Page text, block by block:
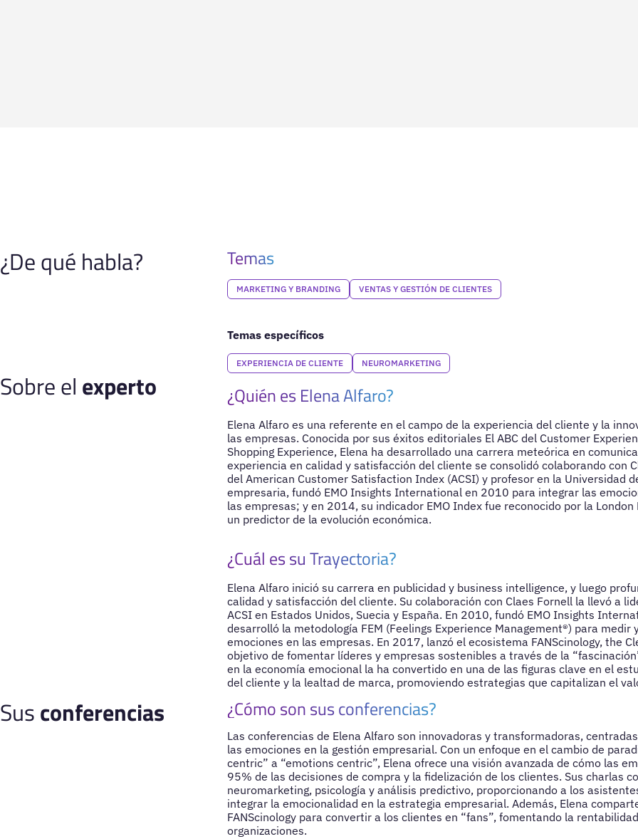
¿De qué habla? Temas
MARKETING Y BRANDING VENTAS Y GESTIÓN DE CLIENTES
Temas específicos
EXPERIENCIA DE CLIENTE NEUROMARKETING
Sobre el experto ¿Quién es Elena Alfaro?
Elena Alfaro es una referente en el campo de la experiencia del cliente y la
las empresas. Conocida por sus éxitos editoriales El ABC del Customer
Shopping Experience, Elena ha desarrollado una carrera meteórica en
experiencia en calidad y satisfacción del cliente se consolidó colaborando con
del American Customer Satisfaction Index (ACSI) y profesor en la Universidad
empresaria, fundó EMO Insights International en 2010 para integrar las
las empresas; y en 2014, su indicador EMO Index fue reconocido por la London
un predictor de la evolución económica.
¿Cuál es su Trayectoria?
Elena Alfaro inició su carrera en publicidad y business intelligence, y luego
calidad y satisfacción del cliente. Su colaboración con Claes Fornell la llevó a
ACSI en Estados Unidos, Suecia y España. En 2010, fundó EMO Insights
desarrolló la metodología FEM (Feelings Experience Management®) para medir
emociones en las empresas. En 2017, lanzó el ecosistema FANScinology, the
objetivo de fomentar líderes y empresas sostenibles a través de la
en la economía emocional la ha convertido en una de las figuras clave en el
del cliente y la lealtad de marca, promoviendo estrategias que capitalizan el
Susconferencias ¿Cómo son sus conferencias?
Las conferencias de Elena Alfaro son innovadoras y transformadoras,
las emociones en la gestión empresarial. Con un enfoque en el cambio de
centric” a “emotions centric”, Elena ofrece una visión avanzada de cómo las
95% de las decisiones de compra y la fidelización de los clientes. Sus charlas
neuromarketing, psicología y análisis predictivo, proporcionando a los
integrar la emocionalidad en la estrategia empresarial. Además, Elena
FANScinology para convertir a los clientes en “fans”, fomentando la
organizaciones.